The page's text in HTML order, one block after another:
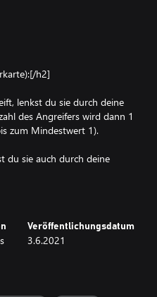
h2]
lenkst du sie durch deine
des Angreifers wird dann 1
zum Mindestwert 1).
du sie auch durch deine
Ist der Gesamtwert
der Kreatur, kannst du ihr
Veröffentlichungsdatum
3.6.2021